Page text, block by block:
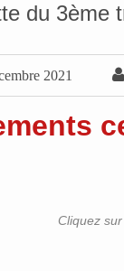
du 3ème
2021
Cliquez